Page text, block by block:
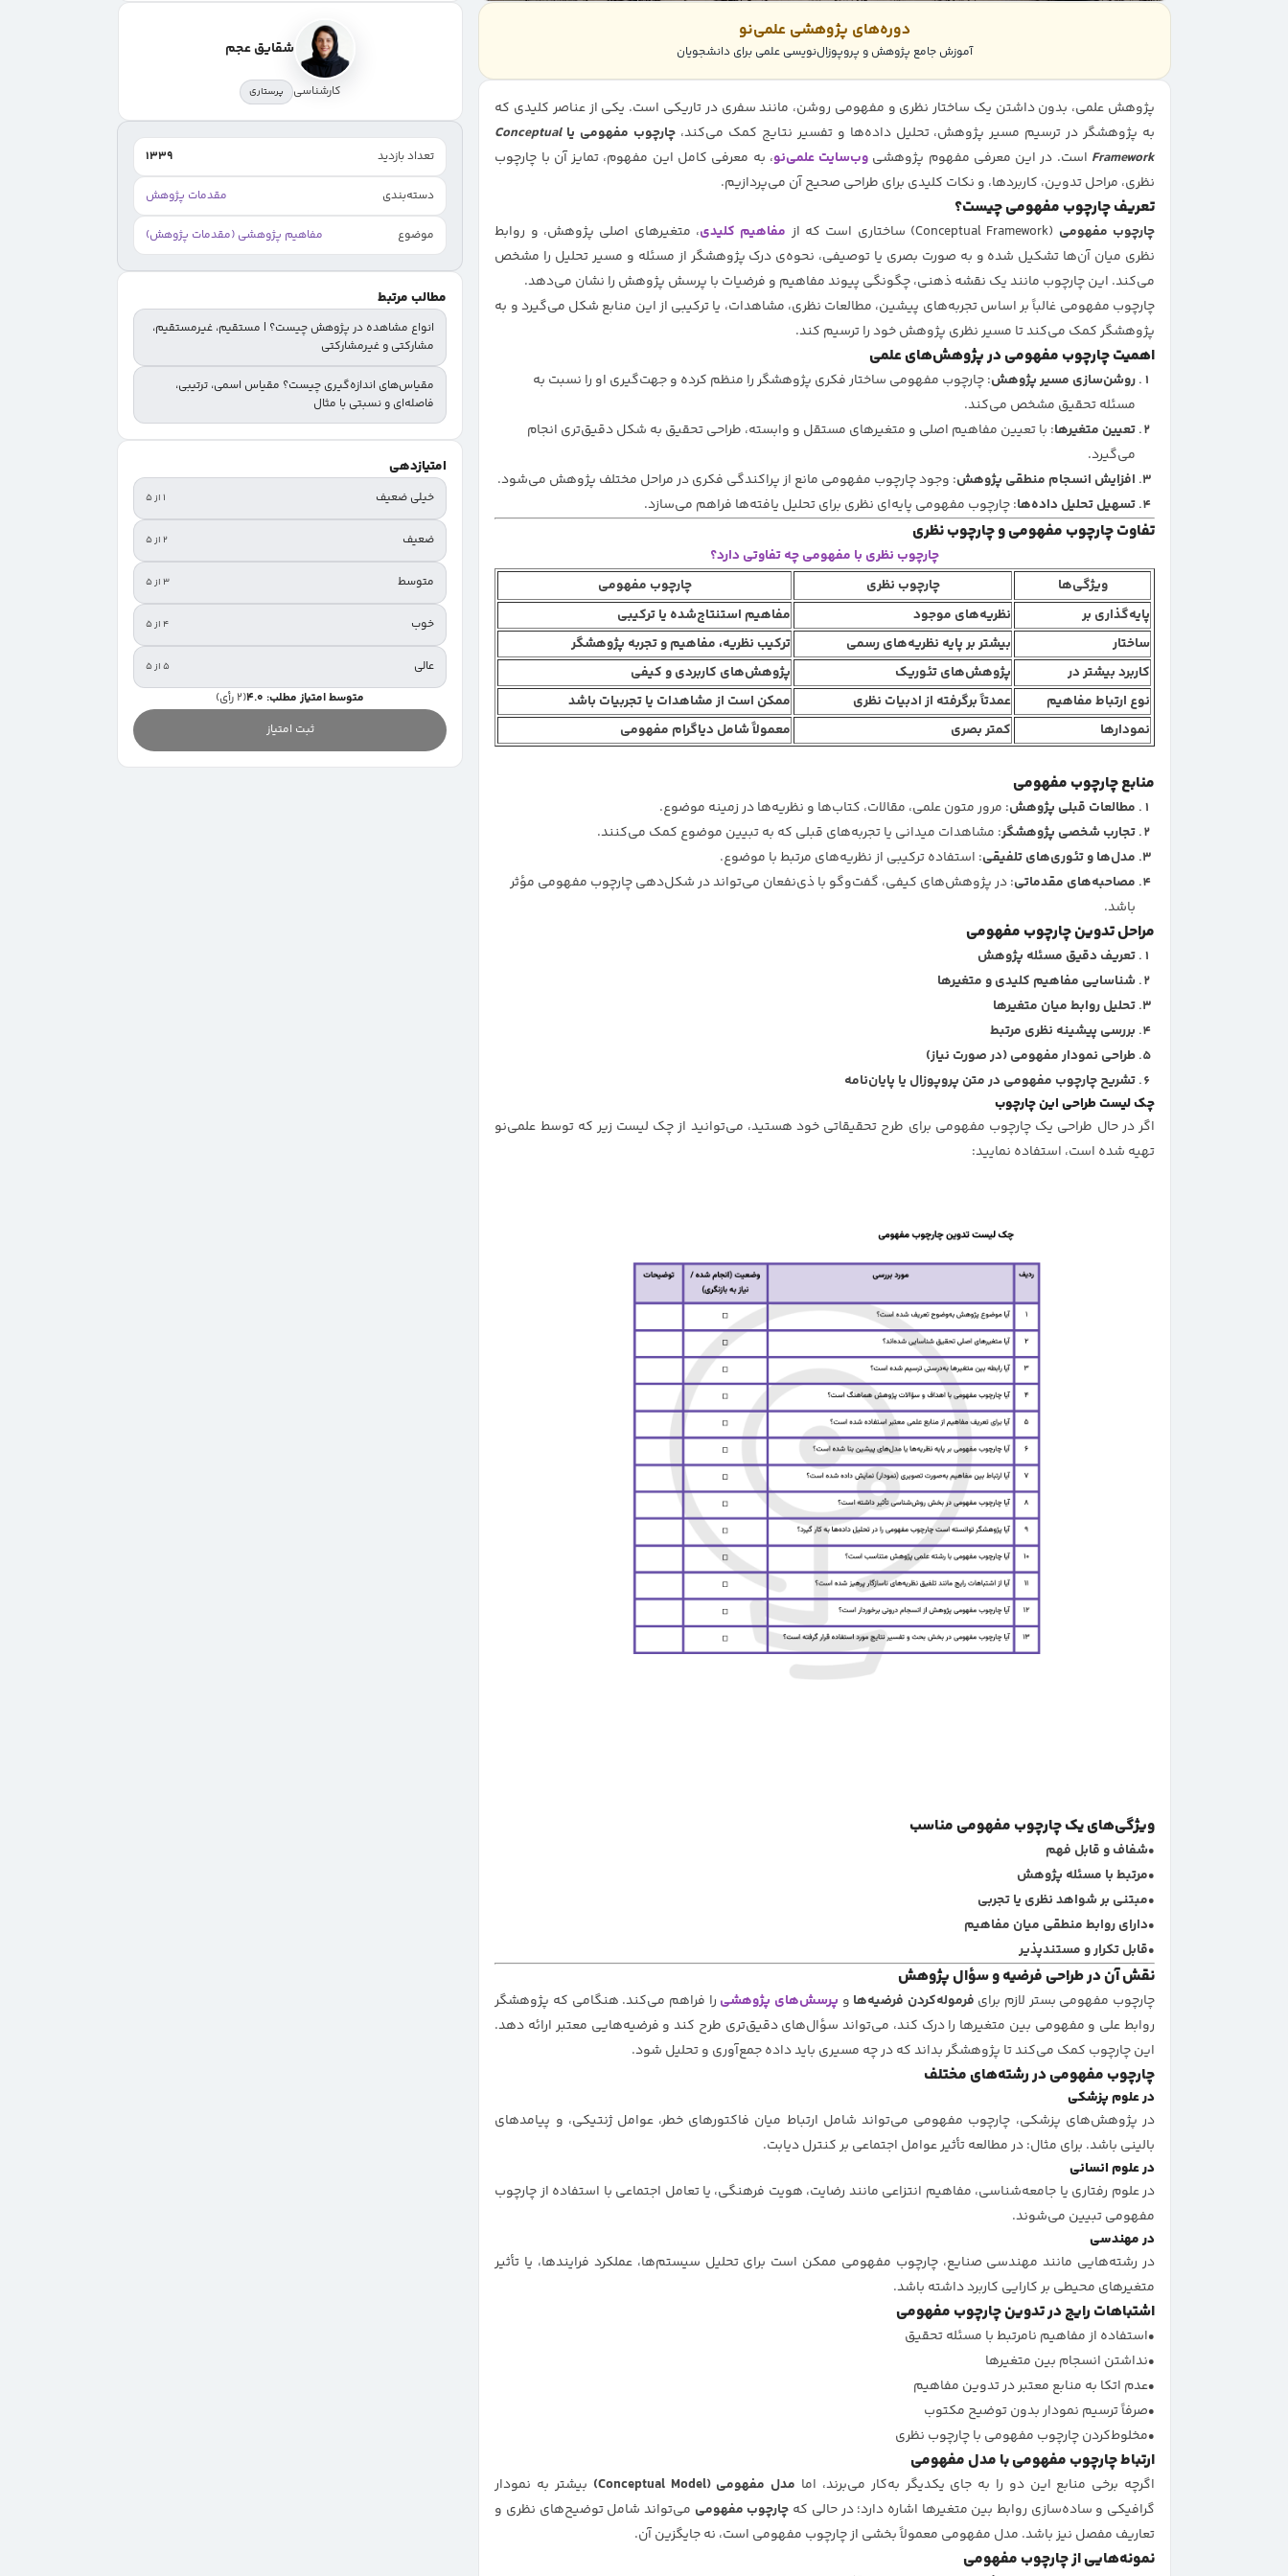
ارتباط چارچوب مفهومی با مدل مفهومی
نمونه‌هایی از چارچوب مفهومی
دوره‌های پژوهشی علمی‌نو
آموزش جامع پژوهش و پروپوزال‌نویسی علمی برای دانشجویان
پژوهش علمی، بدون داشتن یک ساختار نظری و مفهومی روشن، مانند سفری در تاریکی است. یکی از عناصر کلیدی که
به پژوهشگر در ترسیم مسیر پژوهش، تحلیل داده‌ها و تفسیر نتایج کمک می‌کند، چارچوب مفهومی یاConceptual
Framework است. در این معرفی مفهوم پژوهشی وب‌سایت علمی‌نو، به معرفی کامل این مفهوم، تمایز آن با چارچوب
نظری، مراحل تدوین، کاربردها، و نکات کلیدی برای طراحی صحیح آن می‌پردازیم.
تعریف چارچوب مفهومی چیست؟
چارچوب مفهومی (Conceptual Framework) ساختاری است که از مفاهیم کلیدی، متغیرهای اصلی پژوهش، و روابط
نظری میان آن‌ها تشکیل شده و به صورت بصری یا توصیفی، نحوه‌ی درک پژوهشگر از مسئله و مسیر تحلیل را مشخص
می‌کند. این چارچوب مانند یک نقشه ذهنی، چگونگی پیوند مفاهیم و فرضیات با پرسش پژوهش را نشان می‌دهد.
چارچوب مفهومی غالباً بر اساس تجربه‌های پیشین، مطالعات نظری، مشاهدات، یا ترکیبی از این منابع شکل می‌گیرد و به
پژوهشگر کمک می‌کند تا مسیر نظری پژوهش خود را ترسیم کند.
اهمیت چارچوب مفهومی در پژوهش‌های علمی
روشن‌سازی مسیر پژوهش: چارچوب مفهومی ساختار فکری پژوهشگر را منظم کرده و جهت‌گیری او را نسبت به
مسئله تحقیق مشخص می‌کند.
تعیین متغیرها: با تعیین مفاهیم اصلی و متغیرهای مستقل و وابسته، طراحی تحقیق به شکل دقیق‌تری انجام
می‌گیرد.
افزایش انسجام منطقی پژوهش: وجود چارچوب مفهومی مانع از پراکندگی فکری در مراحل مختلف پژوهش می‌شود.
تسهیل تحلیل داده‌ها: چارچوب مفهومی پایه‌ای نظری برای تحلیل یافته‌ها فراهم می‌سازد.
تفاوت چارچوب مفهومی و چارچوب نظری
چارچوب نظری با مفهومی چه تفاوتی دارد؟
ویژگی‌ها
چارچوب نظری
چارچوب مفهومی
پایه‌گذاری بر
نظریه‌های موجود
مفاهیم استنتاج‌شده یا ترکیبی
ساختار
بیشتر بر پایه نظریه‌های رسمی
ترکیب نظریه، مفاهیم و تجربه پژوهشگر
کاربرد بیشتر در
پژوهش‌های تئوریک
پژوهش‌های کاربردی و کیفی
نوع ارتباط مفاهیم
عمدتاً برگرفته از ادبیات نظری
ممکن است از مشاهدات یا تجربیات باشد
نمودارها
کمتر بصری معمولاً شامل دیاگرام مفهومی
منابع چارچوب مفهومی
مطالعات قبلی پژوهش: مرور متون علمی، مقالات، کتاب‌ها و نظریه‌ها در زمینه موضوع.
تجارب شخصی پژوهشگر: مشاهدات میدانی یا تجربه‌های قبلی که به تبیین موضوع کمک می‌کنند.
مدل‌ها و تئوری‌های تلفیقی: استفاده ترکیبی از نظریه‌های مرتبط با موضوع.
مصاحبه‌های مقدماتی: در پژوهش‌های کیفی، گفت‌وگو با ذی‌نفعان می‌تواند در شکل‌دهی چارچوب مفهومی مؤثر
باشد.
مراحل تدوین چارچوب مفهومی
تعریف دقیق مسئله پژوهش
شناسایی مفاهیم کلیدی و متغیرها
تحلیل روابط میان متغیرها
بررسی پیشینه نظری مرتبط
طراحی نمودار مفهومی (در صورت نیاز)
تشریح چارچوب مفهومی در متن پروپوزال یا پایان‌نامه
چک لیست طراحی این چارچوب
اگر در حال طراحی یک چارچوب مفهومی برای طرح تحقیقاتی خود هستید، می‌توانید از چک لیست زیر که توسط علمی‌نو
تهیه شده است، استفاده نمایید:
ویژگی‌های یک چارچوب مفهومی مناسب
شفاف و قابل فهم
مرتبط با مسئله پژوهش
مبتنی بر شواهد نظری یا تجربی
دارای روابط منطقی میان مفاهیم
قابل تکرار و مستندپذیر
نقش آن در طراحی فرضیه و سؤال پژوهش
چارچوب مفهومی بستر لازم برای فرموله‌کردن فرضیه‌ها و پرسش‌های پژوهشی را فراهم می‌کند. هنگامی که پژوهشگر
روابط علی و مفهومی بین متغیرها را درک کند، می‌تواند سؤال‌های دقیق‌تری طرح کند و فرضیه‌هایی معتبر ارائه دهد.
این چارچوب کمک می‌کند تا پژوهشگر بداند که در چه مسیری باید داده جمع‌آوری و تحلیل شود.
چارچوب مفهومی در رشته‌های مختلف
در علوم پزشکی
در پژوهش‌های پزشکی، چارچوب مفهومی می‌تواند شامل ارتباط میان فاکتورهای خطر، عوامل ژنتیکی، و پیامدهای
بالینی باشد. برای مثال: در مطالعه تأثیر عوامل اجتماعی بر کنترل دیابت.
در علوم انسانی
در علوم رفتاری یا جامعه‌شناسی، مفاهیم انتزاعی مانند رضایت، هویت فرهنگی، یا تعامل اجتماعی با استفاده از چارچوب
مفهومی تبیین می‌شوند.
در مهندسی
در رشته‌هایی مانند مهندسی صنایع، چارچوب مفهومی ممکن است برای تحلیل سیستم‌ها، عملکرد فرایندها، یا تأثیر
متغیرهای محیطی بر کارایی کاربرد داشته باشد.
اشتباهات رایج در تدوین چارچوب مفهومی
استفاده از مفاهیم نامرتبط با مسئله تحقیق
نداشتن انسجام بین متغیرها
عدم اتکا به منابع معتبر در تدوین مفاهیم
صرفاً ترسیم نمودار بدون توضیح مکتوب
مخلوط‌کردن چارچوب مفهومی با چارچوب نظری
ارتباط چارچوب مفهومی با مدل مفهومی
اگرچه برخی منابع این دو را به جای یکدیگر به‌کار می‌برند، اما مدل مفهومی (Conceptual Model)
بیشتر به نمودار
گرافیکی و ساده‌سازی روابط بین متغیرها اشاره دارد؛ در حالی که چارچوب مفهومی می‌تواند شامل توضیح‌های نظری و
تعاریف مفصل نیز باشد. مدل مفهومی معمولاً بخشی از چارچوب مفهومی است، نه جایگزین آن.
نمونه‌هایی از چارچوب مفهومی
شقایق عجم
کارشناسی پرستاری
تعداد بازدید 1339
دسته‌بندی مقدمات پژوهش
موضوع مفاهیم پژوهشی (مقدمات پژوهش)
مطالب مرتبط
انواع مشاهده در پژوهش چیست؟ | مستقیم، غیرمستقیم،
مشارکتی و غیرمشارکتی
مقیاس‌های اندازه‌گیری چیست؟ مقیاس اسمی، ترتیبی،
فاصله‌ای و نسبتی با مثال
امتیازدهی
خیلی ضعیف ۱ از ۵
ضعیف ۲ از ۵
متوسط ۳ از ۵
خوب ۴ از ۵
عالی ۵ از ۵
متوسط امتیاز مطلب: 4.0
(2 رأی)
ثبت امتیاز